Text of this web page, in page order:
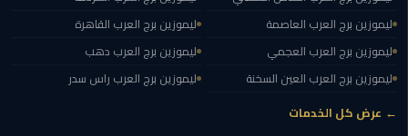
ليموزين
المنصورة
ليموزين
الشيخ
ليموزين برج العرب العاصمة
ليموزين برج العرب العجمي
ليموزين برج العرب العين السخنة
ليموزين برج العرب القاهرة
ليموزين برج العرب دهب
ليموزين برج العرب راس سدر
← عرض كل الخدمات